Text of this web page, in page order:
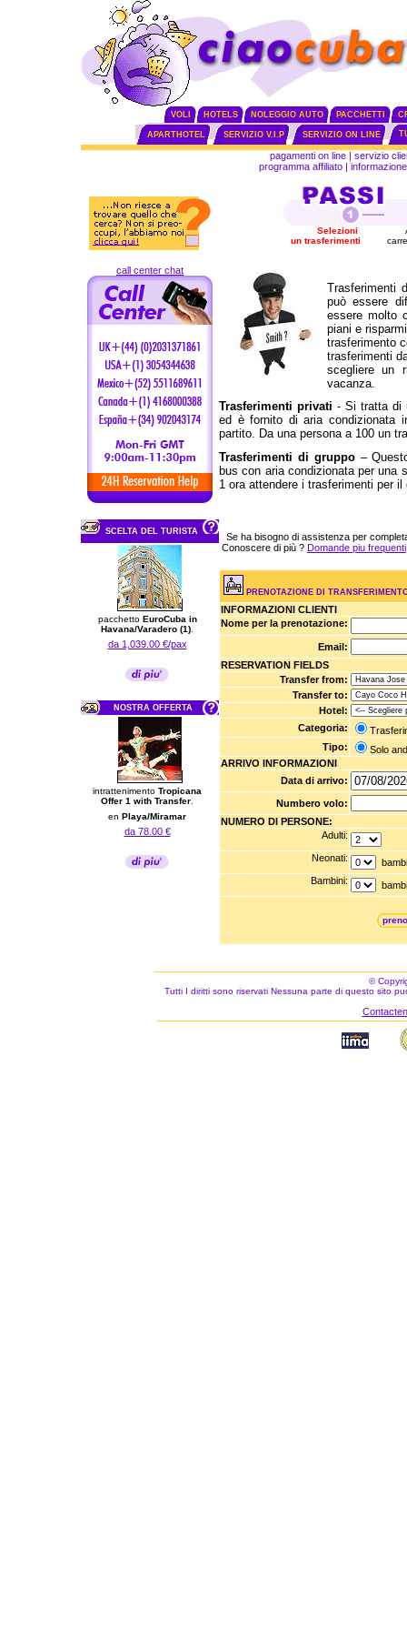
VOLI HOTELS NOLEGGIO AUTO PACCHETTI
APARTHOTEL SERVIZIO V.I.P SERVIZIO ON LINE
call center chat
SCELTA DEL TURISTA
pacchetto EuroCuba in
Havana/Varadero (1)
da 1,039.00 €/pax
NOSTRA OFFERTA
intrattenimento Tropicana
Offer 1 with Transfer
en Playa/Miramar
da 78.00 €
pagamenti on line| servizio
programma affiliato |
Selezioni
un trasferimenti
Trasferimenti
può essere
essere molto
piani e
trasferimento
trasferimenti
scegliere un
vacanza.
Trasferimenti privati - Si tratta di
ed è fornito di aria condizionata
partito. Da una persona a 100 un
Trasferimenti di gruppo–
bus con aria condizionata per una
1 ora attendere i trasferimenti per
Se ha bisogno di assistenza per
Conoscere di più ? Domande piu frequenti
PRENOTAZIONE DI
INFORMAZIONI CLIENTI
Nome per la prenotazione:
Email:
RESERVATION FIELDS
Transfer from:
Transfer to:
Hotel:
Categoria:
Tipo:
Solo
ARRIVO INFORMAZIONI
Data di arrivo:
Numbero volo:
NUMERO DI PERSONE:
Adulti:
Neonati:
Bambini:
©
Tutti I diritti sono riservati Nessuna parte di questo sito